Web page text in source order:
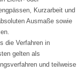
Kurzarbeit und
Ausmaße sowie
die Verfahren in
gelten als
und teilweise